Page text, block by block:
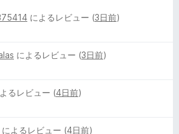
によるレビュー (3日前)
によるレビュー (3日前)
るレビュー (4日前)
によるレビュー (4日前)